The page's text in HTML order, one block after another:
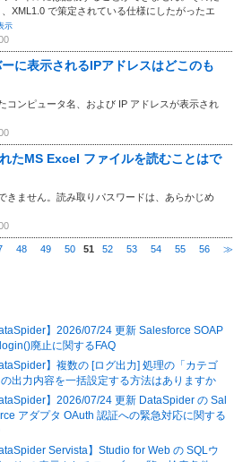
XML1.0 で策定されている仕様にしたがったエ
示
に表示されるIPアドレスはどこのも
コンピュータ名、および IP アドレスが表示され
たMS Excel ファイルを読むことはで
きません。読み取りパスワードは、あらかじめ
48 49 50 51 52 53 54 55 56 ≫
】2026/07/24 更新 Salesforce SOAP
廃止に関するFAQ
】複数の [ログ出力] 処理の「カテゴ
の出力内容を一括設定する方法はありますか
】2026/07/24 更新 DataSpider の Sal
アダプタ OAuth 認証への緊急対応に関する
Servista】Studio for Web の SQLウ